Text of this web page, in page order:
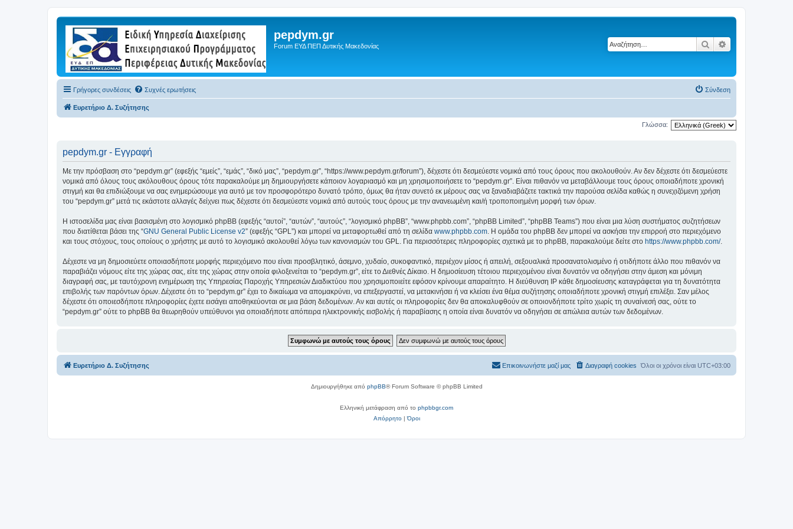
pepdym.gr
Forum ΕΥΔ ΠΕΠ Δυτικής Μακεδονίας Αναζήτηση
Γρήγορες συνδέσεις Συχνές ερωτήσεις Σύνδεση
Ευρετήριο Δ. Συζήτησης
Γλώσσα:
pepdym.gr - Εγγραφή
Με την πρόσβαση στο “pepdym.gr” (εφεξής “εμείς”, “εμάς”, “δικό μας”, “pepdym.gr”, “https://www.pepdym.gr/forum”), δέχεστε ότι δεσμεύεστε νομικά από τους όρους που ακολουθούν. Αν δεν δέχεστε ότι δεσμεύεστε
νομικά από όλους τους ακόλουθους όρους τότε παρακαλούμε μη δημιουργήσετε κάποιον λογαριασμό και μη χρησιμοποιήσετε το “pepdym.gr”. Είναι πιθανόν να μεταβάλλουμε τους όρους οποιαδήποτε χρονική
στιγμή και θα επιδιώξουμε να σας ενημερώσουμε για αυτό με τον προσφορότερο δυνατό τρόπο, όμως θα ήταν συνετό εκ μέρους σας να ξαναδιαβάζετε τακτικά την παρούσα σελίδα καθώς η συνεχιζόμενη χρήση
του “pepdym.gr” μετά τις εκάστοτε αλλαγές δείχνει πως δέχεστε ότι δεσμεύεστε νομικά από αυτούς τους όρους με την ανανεωμένη και/ή τροποποιημένη μορφή των όρων.
Η ιστοσελίδα μας είναι βασισμένη στο λογισμικό phpBB (εφεξής “αυτοί”, “αυτών”, “αυτούς”, “λογισμικό phpBB”, “www.phpbb.com”, “phpBB Limited”, “phpBB Teams”) που είναι μια λύση συστήματος συζητήσεων
που διατίθεται βάσει της “GNU General Public License v2” (εφεξής “GPL”) και μπορεί να μεταφορτωθεί από τη σελίδα www.phpbb.com . Η ομάδα του phpBB δεν μπορεί να ασκήσει την επιρροή στο περιεχόμενο
και τους στόχους, τους οποίους ο χρήστης με αυτό το λογισμικό ακολουθεί λόγω των κανονισμών του GPL. Για περισσότερες πληροφορίες σχετικά με το phpBB, παρακαλούμε δείτε στο https://www.phpbb.com/.
Δέχεστε να μη δημοσιεύετε οποιασδήποτε μορφής περιεχόμενο που είναι προσβλητικό, άσεμνο, χυδαίο, συκοφαντικό, περιέχον μίσος ή απειλή, σεξουαλικά προσανατολισμένο ή οτιδήποτε άλλο που πιθανόν να
παραβιάζει νόμους είτε της χώρας σας, είτε της χώρας στην οποία φιλοξενείται το “pepdym.gr”, είτε το Διεθνές Δίκαιο. Η δημοσίευση τέτοιου περιεχομένου είναι δυνατόν να οδηγήσει στην άμεση και μόνιμη
διαγραφή σας, με ταυτόχρονη ενημέρωση της Υπηρεσίας Παροχής Υπηρεσιών Διαδικτύου που χρησιμοποιείτε εφόσον κρίνουμε απαραίτητο. Η διεύθυνση IP κάθε δημοσίευσης καταγράφεται για τη δυνατότητα
επιβολής των παρόντων όρων. Δέχεστε ότι το “pepdym.gr” έχει το δικαίωμα να απομακρύνει, να επεξεργαστεί, να μετακινήσει ή να κλείσει ένα θέμα συζήτησης οποιαδήποτε χρονική στιγμή επιλέξει. Σαν μέλος
δέχεστε ότι οποιεσδήποτε πληροφορίες έχετε εισάγει αποθηκεύονται σε μια βάση δεδομένων. Αν και αυτές οι πληροφορίες δεν θα αποκαλυφθούν σε οποιονδήποτε τρίτο χωρίς τη συναίνεσή σας, ούτε το
“pepdym.gr” ούτε το phpBB θα θεωρηθούν υπεύθυνοι για οποιαδήποτε απόπειρα ηλεκτρονικής εισβολής ή παραβίασης η οποία είναι δυνατόν να οδηγήσει σε απώλεια αυτών των δεδομένων.
Ευρετήριο Δ. Συζήτησης Όλοι οι χρόνοι είναι UTC+03:00
Διαγραφή cookies
Επικοινωνήστε μαζί μας
Δημιουργήθηκε από phpBB® Forum Software © phpBB Limited
Ελληνική μετάφραση από το phpbbgr.com
Απόρρητο|Όροι